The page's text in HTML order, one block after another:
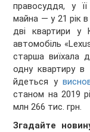
правосуддя, у її
майна — у 21 рік
дві квартири
автомобіль
старша виїхала
одну квартиру
йдеться у
станом на 2019
млн 266 тис. грн.
Згадайте